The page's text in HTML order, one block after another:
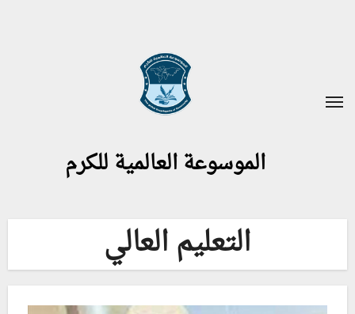
الموسوعة العالمية للكرم
التعليم العالي